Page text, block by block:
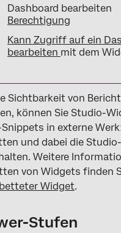
Dashboard bearbeiten
Berechtigung
Kann Zugriff auf ein
bearbeiten mit dem
Sichtbarkeit von
können Sie Studio-
in externe
und dabei die
Weitere
von Widgets finden
Widget.
Stufen